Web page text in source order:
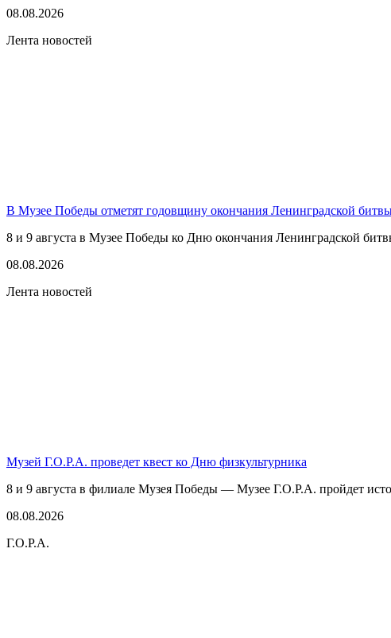
08.08.2026
Лента новостей
В Музее Победы отметят годовщину окончания Ленинградской
8 и 9 августа в Музее Победы ко Дню окончания Ленинградской
08.08.2026
Лента новостей
Музей Г.О.Р.А. проведет квест ко Дню физкультурника
8 и 9 августа в филиале Музея Победы — Музее Г.О.Р.А. пройдет
08.08.2026
Г.О.Р.А.